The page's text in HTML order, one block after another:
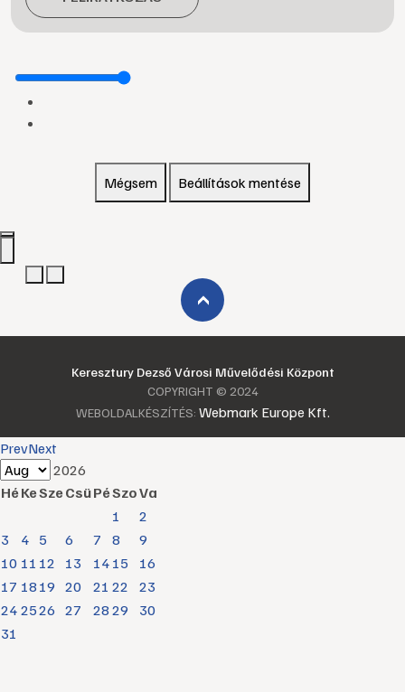
Mégsem Beállítások mentése
›
Keresztury Dezső Városi Művelődési Központ
COPYRIGHT © 2024
WEBOLDALKÉSZÍTÉS: Webmark Europe Kft.
PrevNext
2026
HéKeSzeCsüPéSzoVa
1
2
3
4 5 6 7 8
9
10 11 12 13 14 15
16
17 18 19 20 21 22
23
24 2526 27 28 29
30
31